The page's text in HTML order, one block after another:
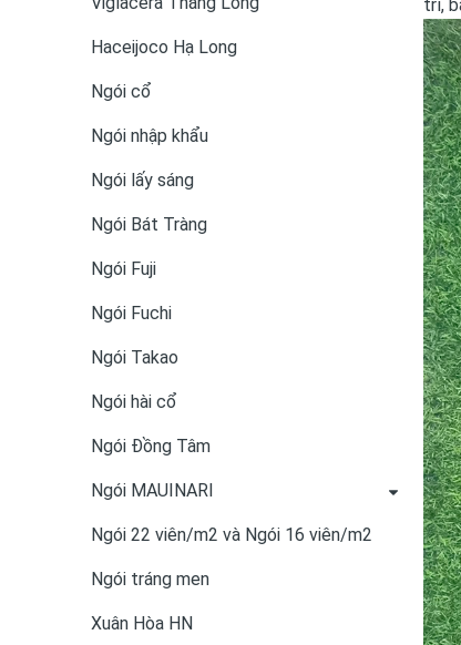
Haceijoco Hạ Long
Ngói cổ
Ngói nhập khẩu
Ngói lấy sáng
Ngói Bát Tràng
Ngói Fuji
Ngói Fuchi
Ngói Takao
Ngói hài cổ
Ngói Đồng Tâm
Ngói MAUINARI
Ngói 22 viên/m2 và Ngói 16 viên/m2
Ngói tráng men
Xuân Hòa HN
trí,